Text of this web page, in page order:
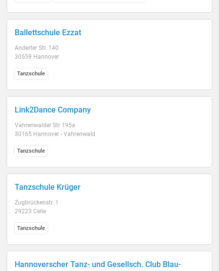
Ballettschule Ezzat
Anderter Str. 140
30559 Hannover
Tanzschule
Link2Dance Company
Vahrenwalder Str 195a
30165 Hannover - Vahrenwald
Tanzschule
Tanzschule Krüger
Zugbrückenstr. 1
29223 Celle
Tanzschule
Hannoverscher Tanz- und Gesellsch. Club Blau-